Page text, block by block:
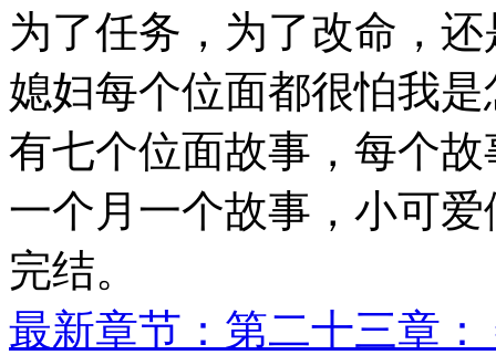
为了任务，为了改命，
媳妇每个位面都很怕我
有七个位面故事，每个
一个月一个故事，小可
完结。
最新章节：第二十三章：